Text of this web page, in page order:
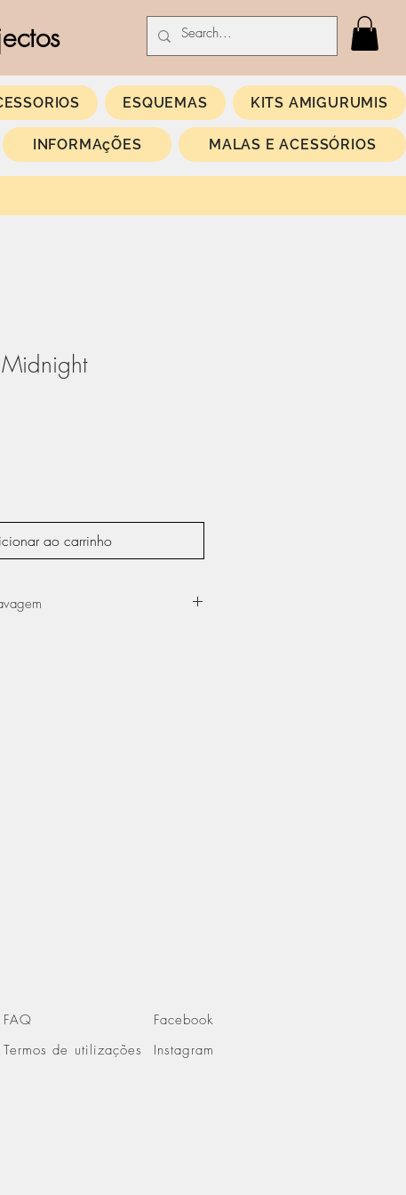
ESQUEMAS KITS AMIGURUMIS
INFORMAçÕES MALAS E ACESSÓRIOS
ao carrinho
FAQ
Termos de utilizações
Facebook
Instagram